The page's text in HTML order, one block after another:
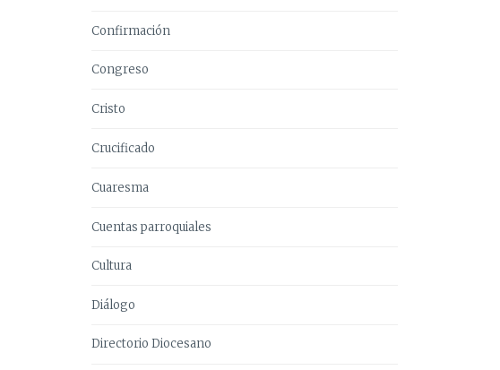
Confirmación
Congreso
Cristo
Crucificado
Cuaresma
Cuentas parroquiales
Cultura
Diálogo
Directorio Diocesano